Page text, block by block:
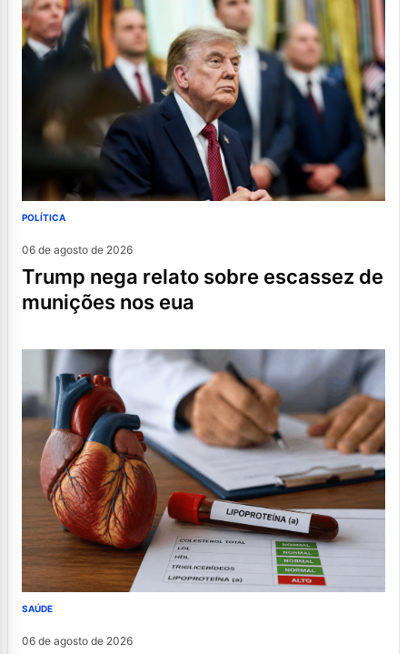
POLÍTICA
06 de agosto de 2026
trump nega relato sobre escassez de
munições nos eua
SAÚDE
06 de agosto de 2026